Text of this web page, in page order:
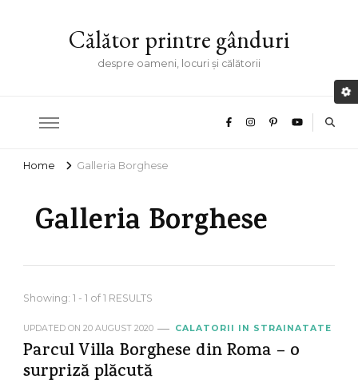
Călător printre gânduri
despre oameni, locuri și călătorii
Home Galleria Borghese
Galleria Borghese
Showing: 1 - 1 of 1 RESULTS
UPDATED ON 20 AUGUST 2020 CALATORII IN STRAINATATE
Parcul Villa Borghese din Roma – o
surpriză plăcută